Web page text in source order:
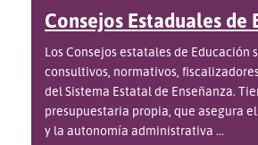
Consejos Estaduales de
Los Consejos estatales de Educación
consultivos, normativos,
del Sistema Estatal de Enseñanza.
presupuestaria propia, que asegura
y la autonomía administrativa ...